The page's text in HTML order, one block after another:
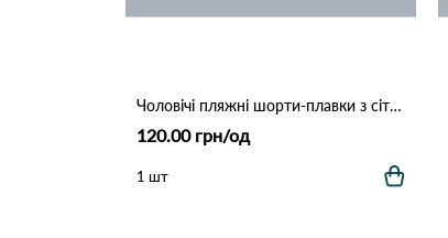
Чоловічі пляжні шорти-плавки з сіткою "Tropical Palm" (Опт) 006 Темно Синій
120.00 грн/од
1 шт